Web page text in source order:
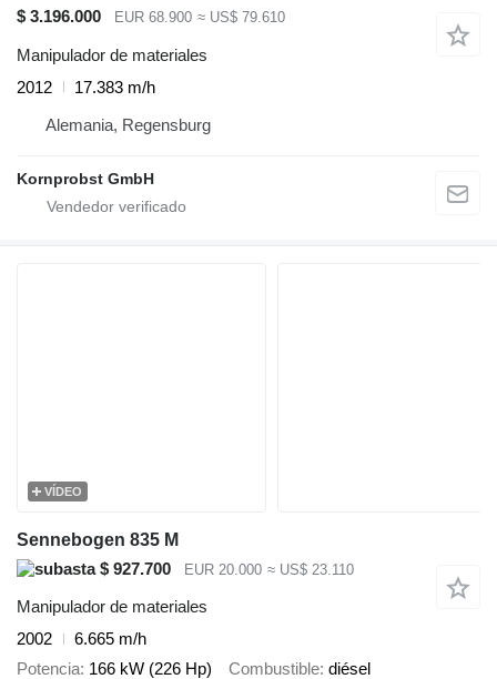
$ 3.196.000 EUR 68.900 ≈ US$ 79.610
Manipulador de materiales
2012
17.383 m/h
Alemania, Regensburg
Kornprobst GmbH
VÍDEO
Sennebogen 835 M
$ 927.700
EUR 20.000 ≈ US$ 23.110
Manipulador de materiales
2002
6.665 m/h
Potencia 166 kW (226 Hp) Combustible diésel